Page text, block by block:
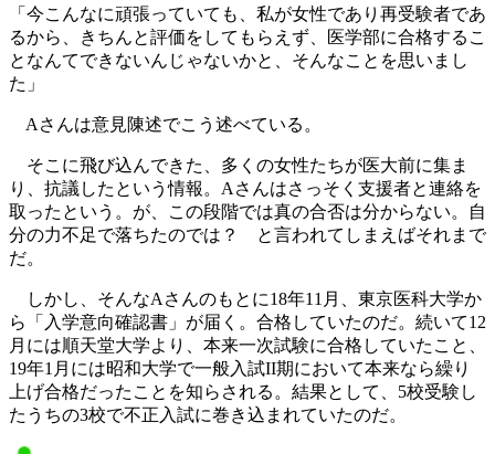
「今こんなに頑張っていても、私が女性であり再受験者であ
るから、きちんと評価をしてもらえず、医学部に合格するこ
となんてできないんじゃないかと、そんなことを思いまし
た」
Aさんは意見陳述でこう述べている。
そこに飛び込んできた、多くの女性たちが医大前に集ま
り、抗議したという情報。Aさんはさっそく支援者と連絡を
取ったという。が、この段階では真の合否は分からない。自
分の力不足で落ちたのでは？ と言われてしまえばそれまで
だ。
しかし、そんなAさんのもとに18年11月、東京医科大学か
ら「入学意向確認書」が届く。合格していたのだ。続いて12
月には順天堂大学より、本来一次試験に合格していたこと、
19年1月には昭和大学で一般入試II期において本来なら繰り
上げ合格だったことを知らされる。結果として、5校受験し
たうちの3校で不正入試に巻き込まれていたのだ。